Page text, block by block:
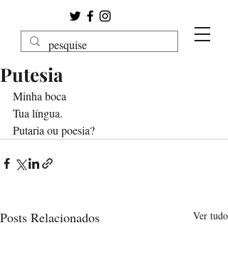
Putesia
Minha boca
Tua língua.
Putaria ou poesia?
Posts Relacionados Ver tudo